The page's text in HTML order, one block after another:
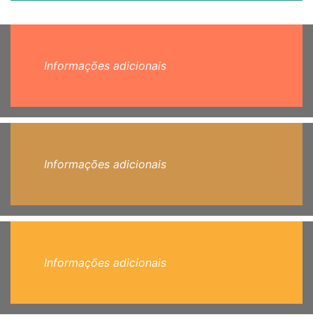
Informações adicionais
Informações adicionais
Informações adicionais